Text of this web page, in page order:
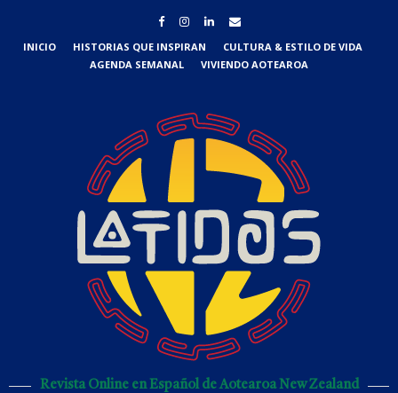
INICIO HISTORIAS QUE INSPIRAN
CULTURA & ESTILO DE VIDA
AGENDA SEMANAL
VIVIENDO AOTEAROA
Revista Online en Español de Aotearoa New Zealand